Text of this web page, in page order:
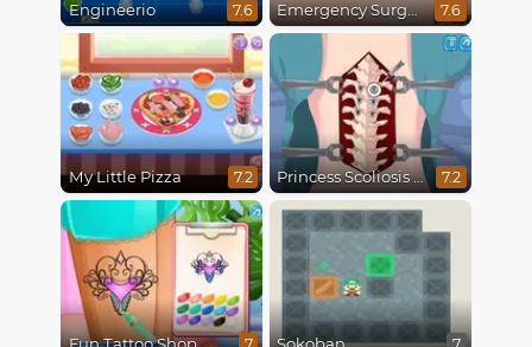
Engineerio 7.6 Emergency Surgery 7.6
My Little Pizza 7.2 Princess Scoliosis Surgery 7.2